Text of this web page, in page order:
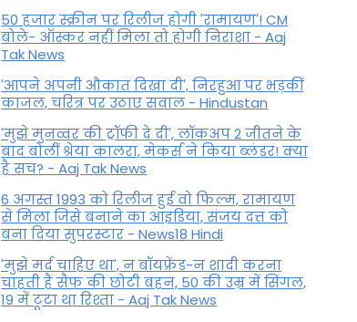
50 हजार स्क्रीन पर रिलीज होगी 'रामायण'! CM
बोले- ऑस्कर नहीं मिला तो होगी निराशा - Aaj
Tak News
'आपने अपनी औकात दिखा दी', निरहुआ पर भड़कीं
काजल, चरित्र पर उठाए सवाल - Hindustan
'मुझे मुनव्वर की ट्रॉफी दे दी', लॉकअप 2 जीतने के
बाद बोलीं श्रेया कालरा, मेकर्स ने किया ब्लंडर! क्या
है सच? - Aaj Tak News
6 अगस्त 1993 को रिलीज हुई वो फिल्म, रामायण
से मिला जिसे बनाने का आइडिया, संजय दत्त को
बना दिया सुपरस्टार - News18 Hindi
'मुझे मर्द चाहिए था', न बॉयफ्रेंड-न शादी करना
चाहती हैं सैफ की छोटी बहन, 50 की उम्र में सिंगल,
19 में टूटा था रिश्ता - Aaj Tak News